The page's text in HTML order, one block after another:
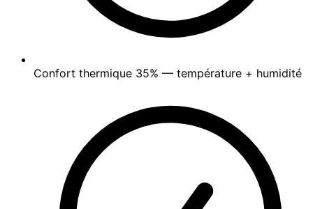
Confort thermique 35% — température + humidité